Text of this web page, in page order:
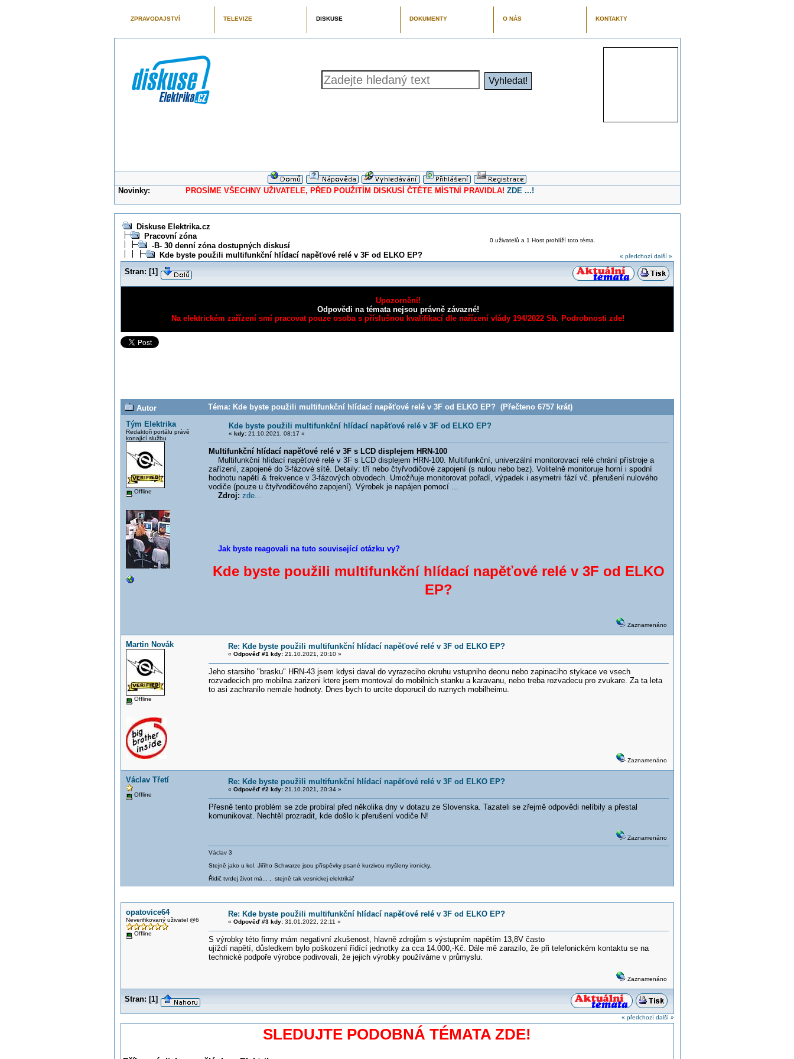
ZPRAVODAJSTVÍ TELEVIZE DISKUSE DOKUMENTY O NÁS KONTAKTY
Novinky: PROSÍME VŠECHNY UŽIVATELE, PŘED POUŽITÍM DISKUSÍ ČTĚTE MÍSTNÍ PRAVIDLA! ZDE ...!
Diskuse Elektrika.cz
Pracovní zóna
-B- 30 denní zóna dostupných diskusí
Kde byste použili multifunkční hlídací napěťové relé v 3F od ELKO EP?
0 uživatelů a 1 Host prohlíží toto téma.
« předchozí další »
Stran: [1]
Upozornění!
Odpovědi na témata nejsou právně závazné!
Na elektrickém zařízení smí pracovat pouze osoba s příslušnou kvalifikací dle nařízení vlády 194/2022 Sb. Podrobnosti zde!
Autor
Téma: Kde byste použili multifunkční hlídací napěťové relé v 3F od ELKO EP? (Přečteno 6757 krát)
Tým Elektrika
Redaktoři portálu právě
konající službu
Offline
Kde byste použili multifunkční hlídací napěťové relé v 3F od ELKO EP?
« kdy:21.10.2021, 08:17 »
Multifunkční hlídací napěťové relé v 3F s LCD displejem HRN-100
Multifunkční hlídací napěťové relé v 3F s LCD displejem HRN-100. Multifunkční, univerzální monitorovací relé chrání přístroje a
zařízení, zapojené do 3-fázové sítě. Detaily: tří nebo čtyřvodičové zapojení (s nulou nebo bez). Volitelně monitoruje horní i spodní
hodnotu napětí & frekvence v 3-fázových obvodech. Umožňuje monitorovat pořadí, výpadek i asymetrii fází vč. přerušení nulového
vodiče (pouze u čtyřvodičového zapojení). Výrobek je napájen pomocí ...
Zdroj: zde...
Jak byste reagovali na tuto související otázku vy?
Kde byste použili multifunkční hlídací napěťové relé v 3F od ELKO
EP?
Zaznamenáno
Martin Novák
Offline
Re: Kde byste použili multifunkční hlídací napěťové relé v 3F od ELKO EP?
« Odpověď #1 kdy:21.10.2021, 20:10 »
Jeho starsiho "brasku" HRN-43 jsem kdysi daval do vyrazeciho okruhu vstupniho deonu nebo zapinaciho stykace ve vsech
rozvadecich pro mobilna zarizeni ktere jsem montoval do mobilnich stanku a karavanu, nebo treba rozvadecu pro zvukare. Za ta leta
to asi zachranilo nemale hodnoty. Dnes bych to urcite doporucil do ruznych mobilheimu.
Zaznamenáno
Václav Třetí
Offline
Re: Kde byste použili multifunkční hlídací napěťové relé v 3F od ELKO EP?
« Odpověď #2 kdy:21.10.2021, 20:34 »
Přesně tento problém se zde probíral před několika dny v dotazu ze Slovenska. Tazateli se zřejmě odpovědi nelíbily a přestal
komunikovat. Nechtěl prozradit, kde došlo k přerušení vodiče N!
Zaznamenáno
Václav 3
Stejně jako u kol. Jiřího Schwarze jsou příspěvky psané kurzivou myšleny ironicky.
Řidič tvrdej život má... , stejně tak vesnickej elektrikář
opatovice64
Neverifikovaný uživatel @6
Offline
Re: Kde byste použili multifunkční hlídací napěťové relé v 3F od ELKO EP?
« Odpověď #3 kdy:31.01.2022, 22:11 »
S výrobky této firmy mám negativní zkušenost, hlavně zdrojům s výstupním napětím 13,8V často
ujíždí napětí, důsledkem bylo poškození řídící jednotky za cca 14.000,-Kč. Dále mě zarazilo, že při telefonickém kontaktu se na
technické podpoře výrobce podivovali, že jejich výrobky používáme v průmyslu.
Zaznamenáno
Stran: [1]
« předchozí další »
SLEDUJTE PODOBNÁ TÉMATA ZDE!